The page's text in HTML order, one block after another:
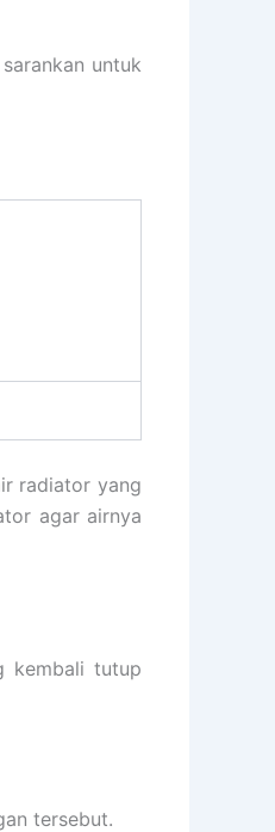
untuk
radiator yang
agar airnya
kembali tutup
tersebut.